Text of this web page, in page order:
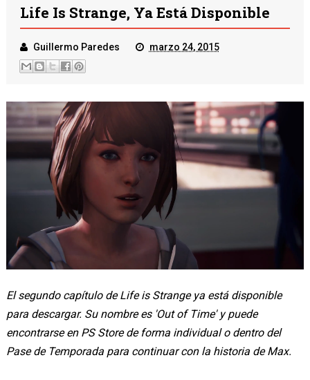
Life Is Strange, Ya Está Disponible
Guillermo Paredes marzo 24, 2015
El segundo capítulo de Life is Strange ya está disponible
para descargar. Su nombre es 'Out of Time' y puede
encontrarse en PS Store de forma individual o dentro del
Pase de Temporada para continuar con la historia de Max.